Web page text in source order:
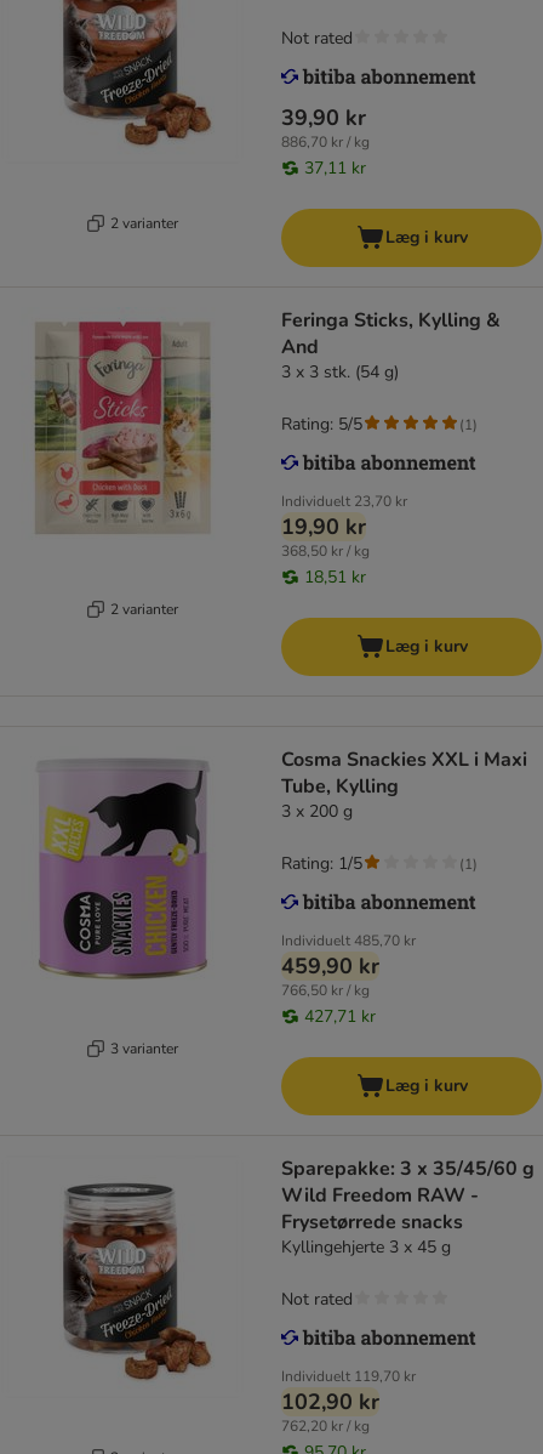
2 varianter
39,90 kr
886,70 kr / kg
37,11 kr
Not rated
Læg i kurv
2 varianter
Feringa Sticks, Kylling &
And
3 x 3 stk. (54 g)
Individuelt 23,70 kr
19,90 kr
368,50 kr / kg
18,51 kr
Rating: 5/5 (1)
Læg i kurv
3 varianter
Cosma Snackies XXL i Maxi
Tube, Kylling
3 x 200 g
Individuelt485,70 kr
459,90 kr
766,50 kr / kg
427,71 kr
Rating: 1/5 (1)
Læg i kurv
Sparepakke: 3 x 35/45/60 g
Wild Freedom RAW -
Frysetørrede snacks
Kyllingehjerte 3 x 45 g
Individuelt 119,70 kr
102,90 kr
762,20 kr / kg
Not rated